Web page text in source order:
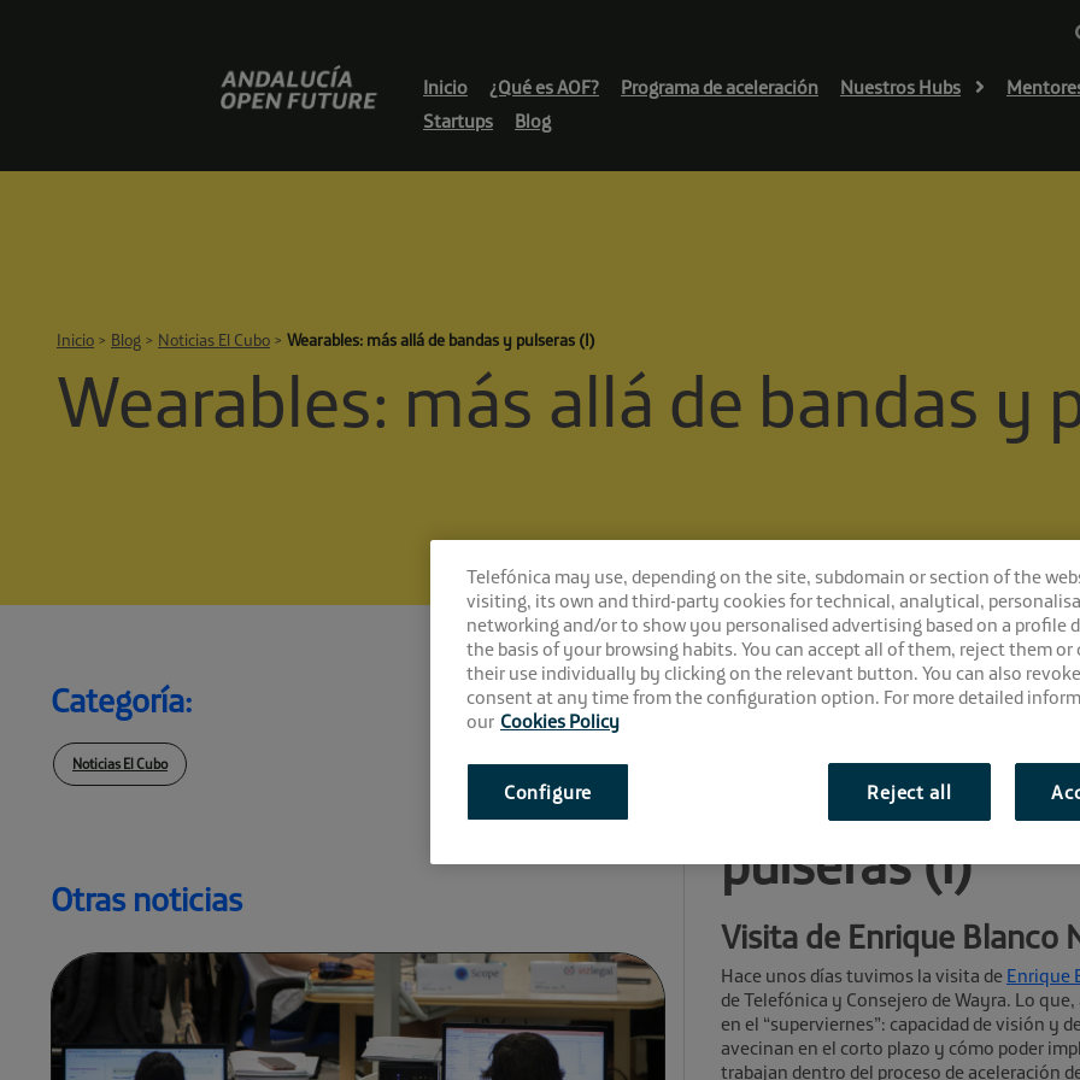
Andalucía
Open
Inicio ¿Qué es AOF? Programa de aceleración Nuestros Hubs
Startups
Blog
Inicio > Blog > Noticias El Cubo > Wearables: más allá de bandas y pulseras (I)
Wearables: más allá de bandas y
Categoría:
Noticias El Cubo
Otras noticias
Wearables:
pulseras (I)
Visita de Enrique Blanco
Hace unos días tuvimos la visita de Enrique
de Telefónica y Consejero de Wayra. Lo
en el “superviernes”: capacidad de visión y
avecinan en el corto plazo y cómo poder
trabajan dentro del proceso de aceleración
Telefónica may use, depending on the site, subdomain or section of the
visiting, its own and third-party cookies for technical, analytical,
networking and/or to show you personalised advertising based on a profile
the basis of your browsing habits. You can accept all of them, reject them or
their use individually by clicking on the relevant button. You can also
consent at any time from the configuration option. For more detailed
our Cookies Policy
Reject all
Configure